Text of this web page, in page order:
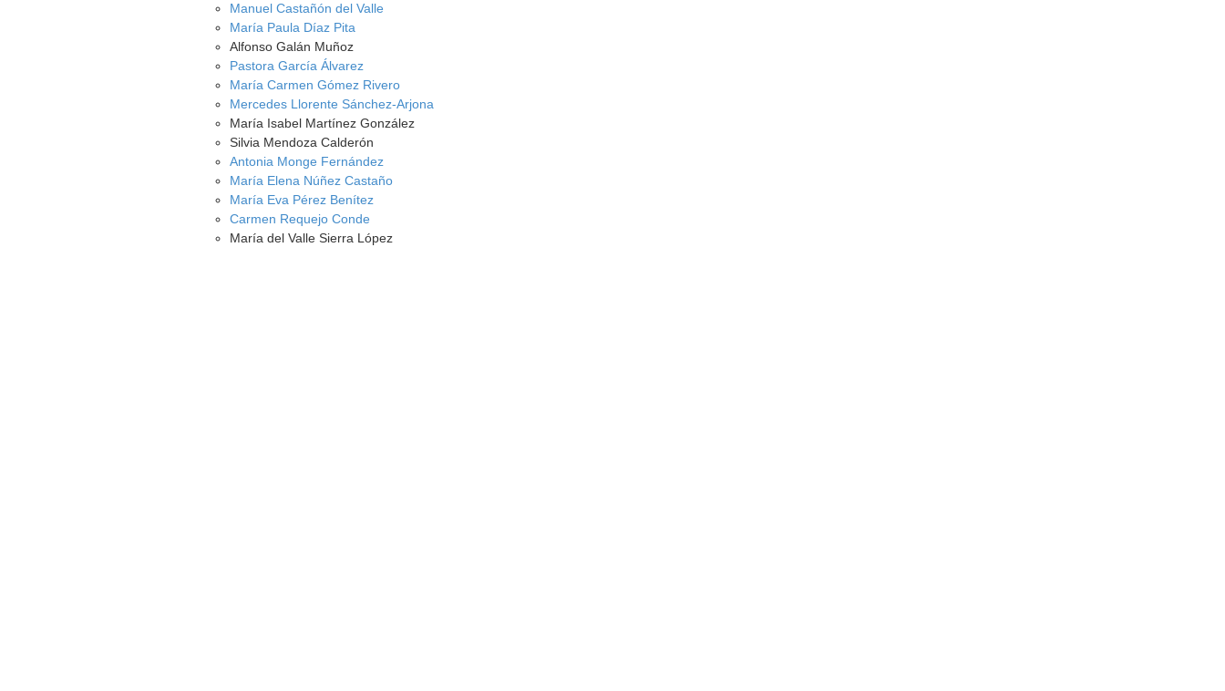
Manuel Castañón del Valle
María Paula Díaz Pita
Alfonso Galán Muñoz
Pastora García Álvarez
María Carmen Gómez Rivero
Mercedes Llorente Sánchez-Arjona
María Isabel Martínez González
Silvia Mendoza Calderón
Antonia Monge Fernández
María Elena Núñez Castaño
María Eva Pérez Benítez
Carmen Requejo Conde
María del Valle Sierra López